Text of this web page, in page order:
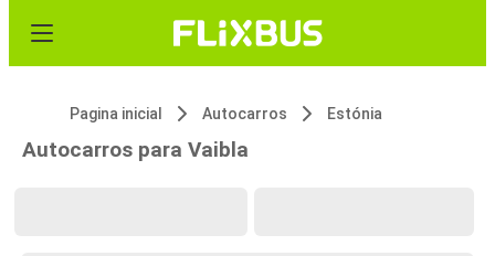
Pagina inicial Autocarros Estónia
Autocarros para Vaibla